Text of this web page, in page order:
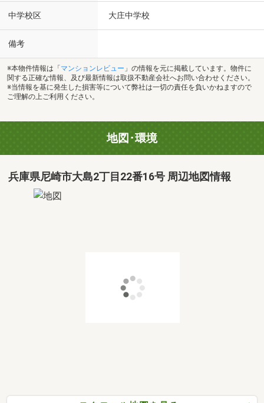
中学校区 大庄中学校
備考
※本物件情報は「 マンションレビュー 」の情報を元に掲載しています。物件に
関する正確な情報、及び最新情報は取扱不動産会社へお問い合わせください。
※当情報を基に発生した損害等について弊社は一切の責任を負いかねますので
ご理解の上ご利用ください。
地図･環境
兵庫県尼崎市大島2丁目22番16号 周辺地図情報